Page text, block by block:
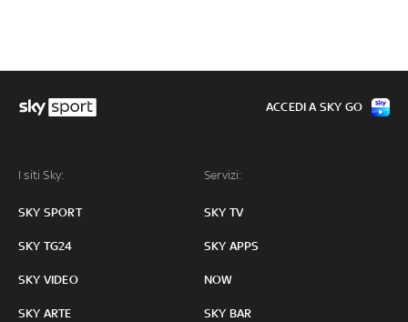
I siti Sky:
SKY SPORT
SKY TG24
SKY VIDEO
SKY ARTE
Servizi:
SKY TV
SKY APPS
NOW
SKY BAR
ACCEDI A SKY GO